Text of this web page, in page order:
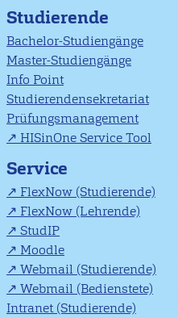
Studierende
Bachelor-Studiengänge
Master-Studiengänge
Info Point
Studierendensekretariat
Prüfungsmanagement
HISinOne Service Tool
Service
FlexNow (Studierende)
FlexNow (Lehrende)
StudIP
Moodle
Webmail (Studierende)
Webmail (Bedienstete)
Intranet (Studierende)